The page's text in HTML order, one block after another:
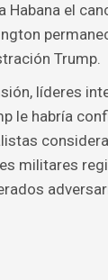
Habana el
Trump.
líderes
le habría
militares